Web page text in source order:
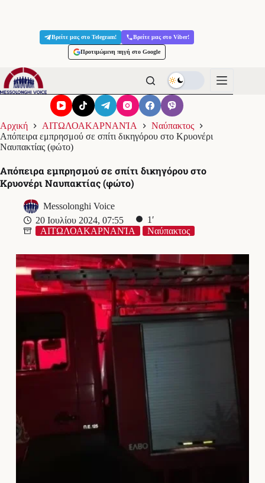
Βρείτε μας στο Telegram! Βρείτε μας στο Viber!
Προτιμώμενη πηγή στο Google
Αρχική ΑΙΤΩΛΟΑΚΑΡΝΑΝΊΑ
Ναύπακτος
Απόπειρα εμπρησμού σε σπίτι δικηγόρου στο Κρυονέρι
Ναυπακτίας (φώτο)
Απόπειρα εμπρησμού σε σπίτι δικηγόρου στο
Κρυονέρι Ναυπακτίας (φώτο)
Messolonghi Voice
20 Ιουλίου 2024, 07:55
1′
ΑΙΤΩΛΟΑΚΑΡΝΑΝΊΑ
Ναύπακτος